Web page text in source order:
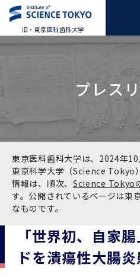
旧・東京医科歯科大学
大学案内トップ
学長メッセージ
基本理念・沿革
基本理念・沿革トップ
沿革
東京医科歯科大学の特色
学問と教育の聖地 湯島に
学
アクセストップ
運営組織
入学案内トップ
大学案内
学部受験生向け「大学案
学部入学案内トップ
大学院入学案内
学生生活
学生生活トップ
Science Tokyo
今後の博士学生向け支援
Science Tokyo BOOST (
CS（クリニシャン・サイ
教育研究組織等
教育研究組織等トップ
教育理念トップ
医学部（医学科･保健衛生
大学病院
医科（医系診療部門）
研究・連携トップ
国際交流
プレス
東京医科歯科大学は、2024年10
東京科学大学（Science Tokyo
情報は、順次、 Science Tokyo
す。公開されているページは東
なものです。
「世界初、自家
ドを潰瘍性大腸炎